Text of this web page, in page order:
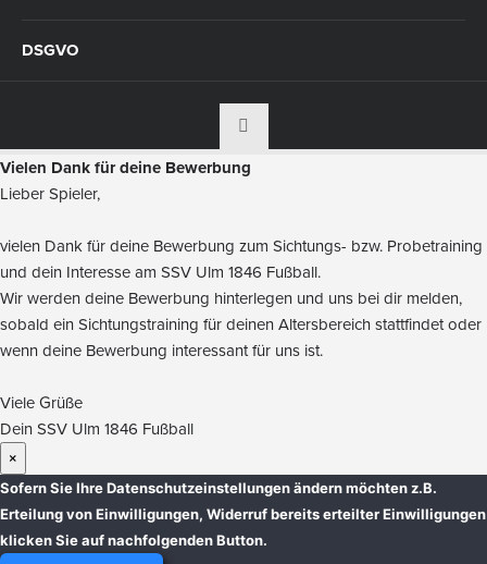
DSGVO
Vielen Dank für deine Bewerbung
Lieber Spieler,
vielen Dank für deine Bewerbung zum Sichtungs- bzw. Probetraining
und dein Interesse am SSV Ulm 1846 Fußball.
Wir werden deine Bewerbung hinterlegen und uns bei dir melden,
sobald ein Sichtungstraining für deinen Altersbereich stattfindet oder
wenn deine Bewerbung interessant für uns ist.
Viele Grüße
Dein SSV Ulm 1846 Fußball
×
Sofern Sie Ihre Datenschutzeinstellungen ändern möchten z.B.
Erteilung von Einwilligungen, Widerruf bereits erteilter Einwilligungen
klicken Sie auf nachfolgenden Button.